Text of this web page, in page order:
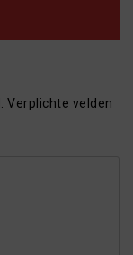
Verplichte velden